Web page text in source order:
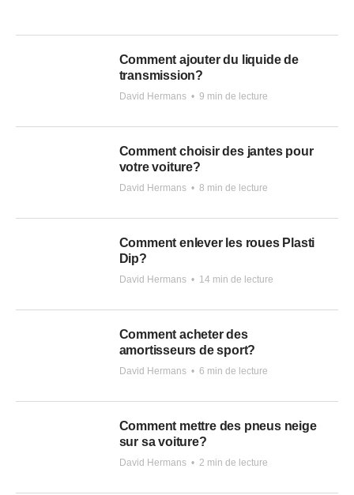
Comment ajouter du liquide de
transmission?
David Hermans • 9 min de lecture
Comment choisir des jantes pour
votre voiture?
David Hermans • 8 min de lecture
Comment enlever les roues Plasti
Dip?
David Hermans • 14 min de lecture
Comment acheter des
amortisseurs de sport?
David Hermans • 6 min de lecture
Comment mettre des pneus neige
sur sa voiture?
David Hermans • 2 min de lecture